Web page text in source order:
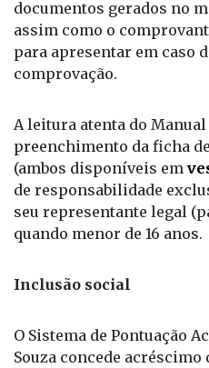
documentos gerados no
assim como o
para apresentar em caso
comprovação.
A leitura atenta do Manual
preenchimento da ficha
(ambos disponíveis em
de responsabilidade
seu representante legal
quando menor de 16 anos.
Inclusão social
O Sistema de Pontuação
Souza concede